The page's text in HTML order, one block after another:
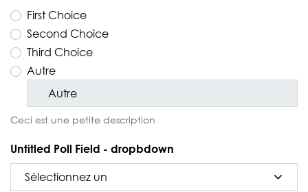
First Choice
Second Choice
Third Choice
Autre
Ceci est une petite description
Untitled Poll Field - dropbdown